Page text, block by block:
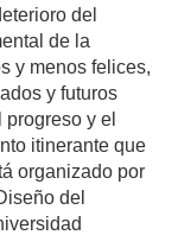
del
de la
y menos felices,
y futuros
y el
itinerante que
organizado por
del